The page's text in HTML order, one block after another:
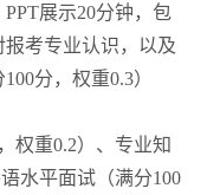
展示20分钟，包
考专业认识，以及
分，权重0.3）
权重0.2）、专业知
水平面试（满分100